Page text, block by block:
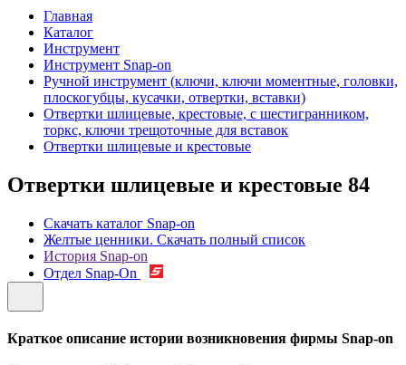
Главная
Каталог
Инструмент
Инструмент Snap-on
Ручной инструмент (ключи, ключи моментные, головки,
плоскогубцы, кусачки, отвертки, вставки)
Отвертки шлицевые, крестовые, с шестигранником,
торкс, ключи трещоточные для вставок
Отвертки шлицевые и крестовые
Отвертки шлицевые и крестовые 84
Скачать каталог Snap-on
Желтые ценники. Скачать полный список
История Snap-on
Отдел Snap-On
Краткое описание истории возникновения фирмы Snap-on